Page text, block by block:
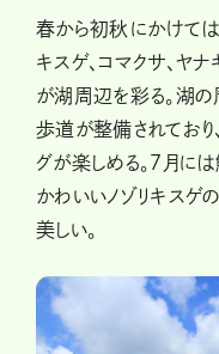
春から初秋にかけては
キスゲ、コマクサ、ヤ
が湖周辺を彩る。湖
歩道が整備されており
グが楽しめる。７月に
かわいいノゾリキスゲ
美しい。